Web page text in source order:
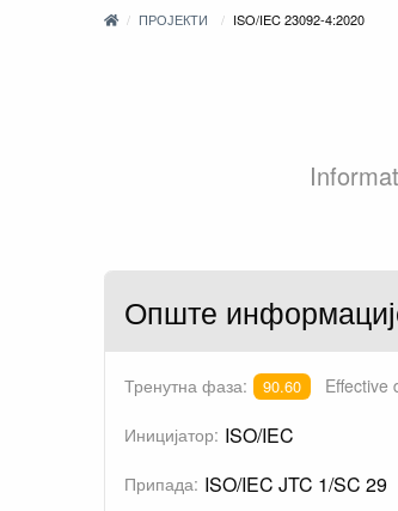
ПРОЈЕКТИ ISO/IEC 23092-4:2020
Опште
Тренутна фаза: 90.60 Effective
Иницијатор: ISO/IEC
Припада: ISO/IEC JTC 1/SC 29